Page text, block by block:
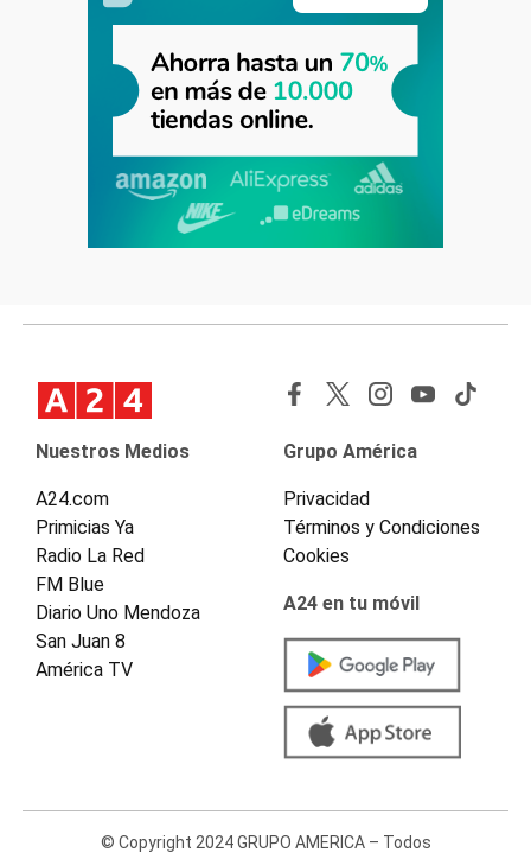
Nuestros Medios
A24.com
Primicias Ya
Radio La Red
FM Blue
Diario Uno Mendoza
San Juan 8
América TV
Grupo América
Privacidad
Términos y Condiciones
Cookies
A24 en tu móvil
© Copyright 2024 GRUPO AMERICA – Todos